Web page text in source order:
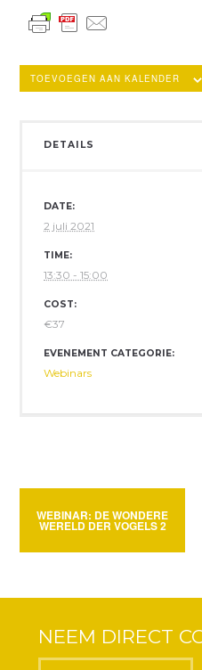
TOEVOEGEN AAN KALENDER
DETAILS
DATE:
2 juli 2021
TIME:
13:30 - 15:00
COST:
€37
EVENEMENT CATEGORIE:
Webinars
WEBINAR: DE WONDERE
WERELD DER VOGELS 2
NEEM DIRECT